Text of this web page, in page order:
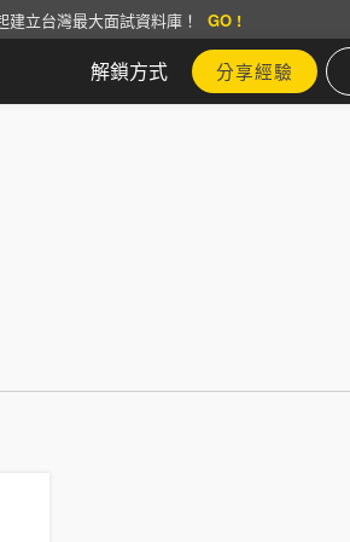
立台灣最大面試資料庫！ GO !
解鎖方式 分享經驗